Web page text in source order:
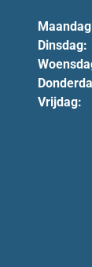
Dinsdag:
Vrijdag: